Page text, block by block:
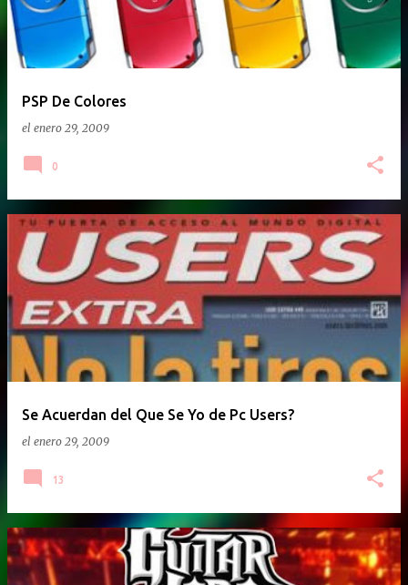
PSP De Colores
el enero 29, 2009
0
Se Acuerdan del Que Se Yo de Pc Users?
el enero 29, 2009
13